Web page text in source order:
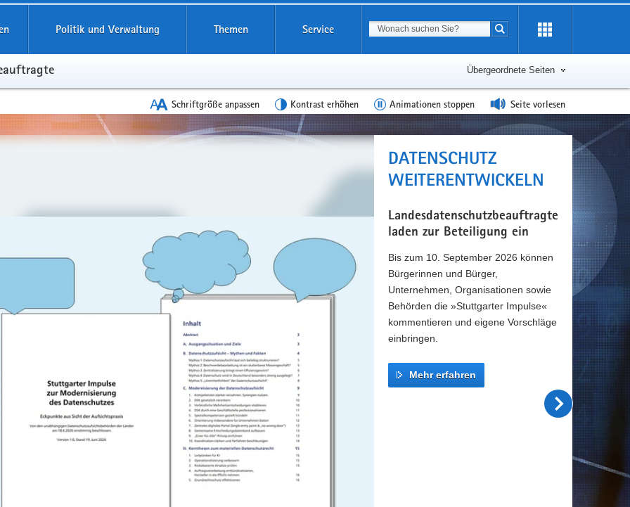
Politik und Verwaltung Themen Service Suchbegriff
Suche starten
Übergeordnete Seiten
Schriftgröße anpassen Kontrast erhöhen Animationen stoppen Seite vorlesen
DATENSCHUTZ
WEITERENTWICKELN
Landesdatenschutzbeauftragte
laden zur Beteiligung ein
Bis zum 10. September 2026 können
Bürgerinnen und Bürger,
Unternehmen, Organisationen sowie
Behörden die »Stuttgarter Impulse«
kommentieren und eigene Vorschläge
einbringen.
Mehr erfahren